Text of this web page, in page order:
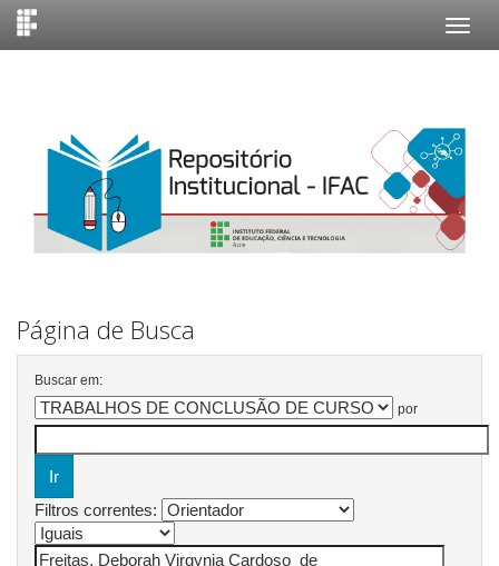
Página de Busca
Buscar em:
por
Filtros correntes: